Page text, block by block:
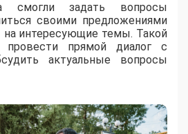
смогли задать вопросы
своими предложениями
на интересующие темы. Такой
провести прямой диалог с
актуальные вопросы